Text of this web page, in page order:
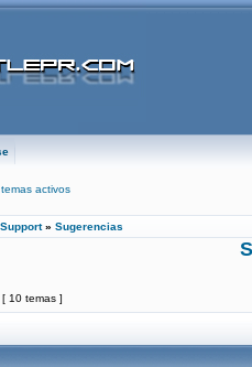
temas activos
» Sugerencias
[ 10 temas ]